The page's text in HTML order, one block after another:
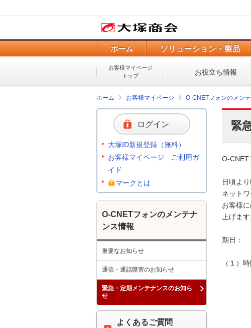
ホーム ソリューション・製品
お客様マイページ
トップ
お役立ち情報
ホーム お客様マイページ O-CNETフォンのメン
緊
O-CNET
日頃よ
ネット
お客様
上げます
期日：　
（１）
影響
ログイン
大塚ID新規登録（無料）
お客様マイページ ご利用ガ
イド
マークとは
O-CNETフォンのメンテナ
ンス情報
重要なお知らせ
通信・通話障害のお知らせ
緊急・定期メンテナンスのお知ら
せ
よくあるご質問